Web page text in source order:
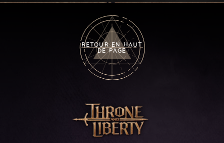
key combat mechanics, the Ballista, and the
new Archboss equipment that awaits.
RETOUR EN HAUT
DE PAGE